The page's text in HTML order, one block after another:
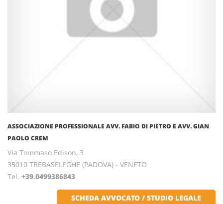
ASSOCIAZIONE PROFESSIONALE AVV. FABIO DI PIETRO E AVV. GIAN
PAOLO CREM
Via Tommaso Edison, 3
35010 TREBASELEGHE (PADOVA) - VENETO
Tel. +39.0499386843
SCHEDA AVVOCATO / STUDIO LEGALE